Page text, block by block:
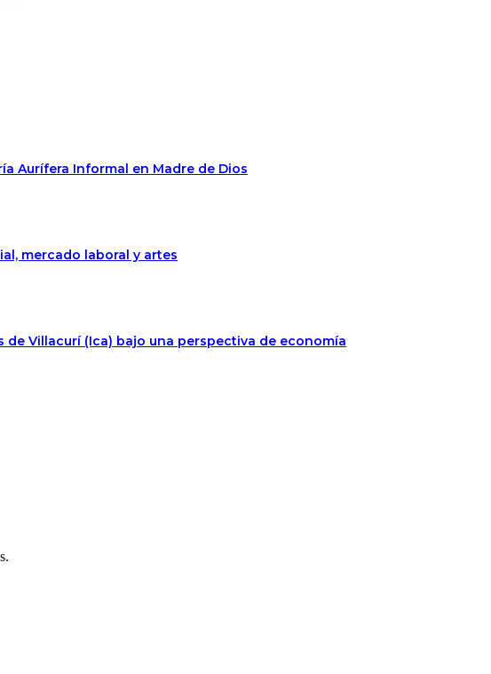
Aurífera Informal en Madre de Dios
mercado laboral y artes
Villacurí (Ica) bajo una perspectiva de economía